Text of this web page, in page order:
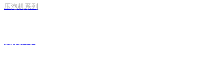
压泡机系列